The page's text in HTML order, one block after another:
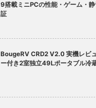
9搭載ミニPCの性能・ゲーム・
証
BougeRV CRD2 V2.0 実機レビ
ー付き2室独立49Lポータブル冷